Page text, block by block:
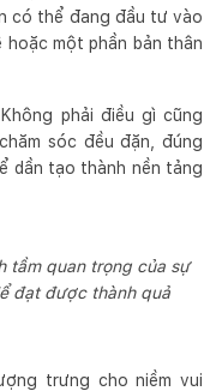
có thể đang đầu tư vào
hoặc một phần bản thân
phải điều gì cũng
sóc đều đặn, đúng
dần tạo thành nền tảng
tầm quan trọng của sự
đạt được thành quả
trưng cho niềm vui